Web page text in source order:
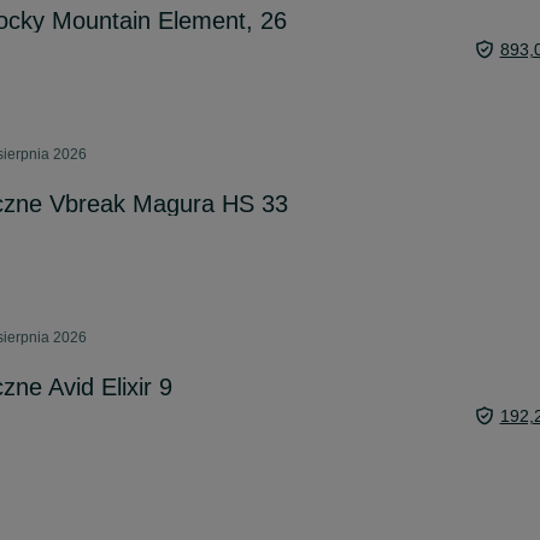
Mountain Element, 26
2026
Vbreak Magura HS 33
2026
Avid Elixir 9